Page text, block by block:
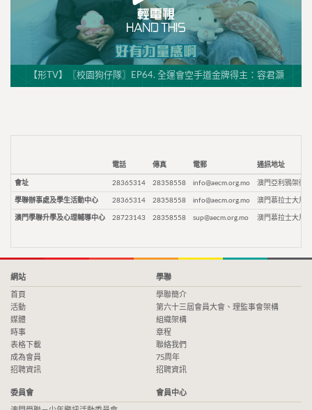
【形TV】〖校園狗仔隊〗EP64. 全運會空手道金牌得主：容君灝
電話 傳真 電郵 通訊地址
會址 28365314 28358558 info@aecm.org.mo 澳門亞利鴉架街9
學聯辦事處及學生活動中心 28365314 28358558 info@aecm.org.mo 澳門慕拉士大馬
澳門學聯升學及心理輔導中心 28723143 28358558 sup@aecm.org.mo 澳門慕拉士大馬
網站
首頁
活動
媒體
時事
表格下載
成為會員
招聘資訊
學聯
學聯簡介
第六十三屆會員大會、理監事會架構
組織架構
章程
聯絡我們
75周年
招聘資訊
委員會 會員中心